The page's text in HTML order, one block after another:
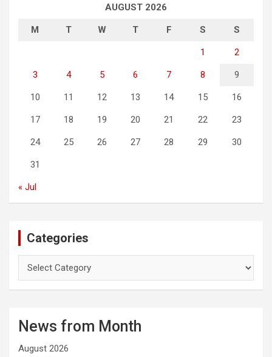
AUGUST 2026
M T W T F S S
1 2
3 4 5 6 7 8 9
10 11 12 13 14 15 16
17 18 19 20 21 22 23
24 25 26 27 28 29 30
31
« Jul
Categories
o
i
News from Month
August 2026